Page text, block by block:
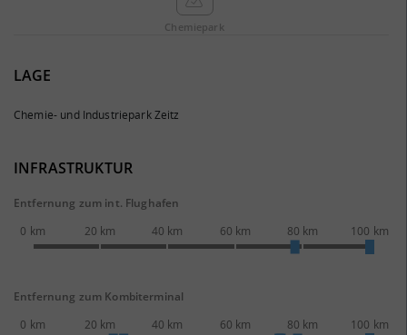
Chemie­park
LAGE
Chemie- und Industriepark Zeitz
INFRASTRUKTUR
Entfernung zum int. Flughafen
0 km
20 km 40 km 60 km 80 km 100 km
Entfernung zum Kombiterminal
0 km
20 km 40 km 60 km 80 km 100 km